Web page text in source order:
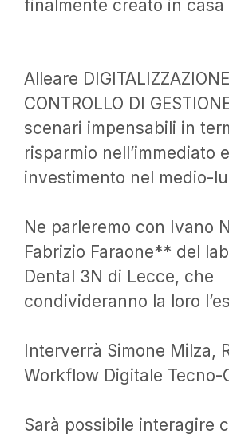
finalmente creato in casa
Alleare
CONTROLLO DI
scenari impensabili in
risparmio nell’immediato
investimento nel medio-
Ne parleremo con Ivano
Fabrizio Faraone** del
Dental 3N di Lecce, che
condivideranno la loro
Interverrà Simone Milza,
Workflow Digitale Tecno-
Sarà possibile interagire